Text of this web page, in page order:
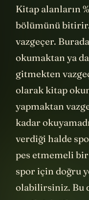
Kitap alanların
bölümünü
vazgeçer.
okumaktan ya
gitmekten
olarak kitap
yapmaktan
kadar
verdiği halde
pes etmemeli
spor için doğru
olabilirsiniz. Bu